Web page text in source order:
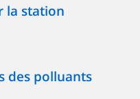
la station
des polluants